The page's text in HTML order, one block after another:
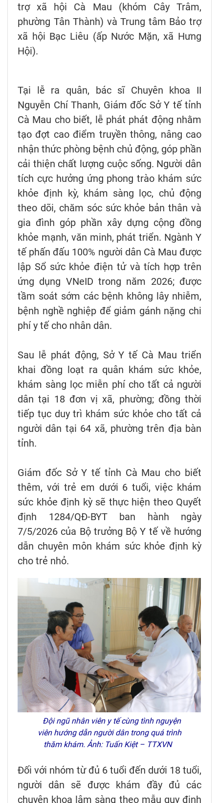
trợ xã hội Cà Mau (khóm Cây Trâm,
phường Tân Thành) và Trung tâm Bảo trợ
xã hội Bạc Liêu (ấp Nước Mặn, xã Hưng
Hội).
Tại lễ ra quân, bác sĩ Chuyên khoa II
Nguyễn Chí Thanh, Giám đốc Sở Y tế tỉnh
Cà Mau cho biết, lễ phát phát động nhằm
tạo đợt cao điểm truyền thông, nâng cao
nhận thức phòng bệnh chủ động, góp phần
cải thiện chất lượng cuộc sống. Người dân
tích cực hưởng ứng phong trào khám sức
khỏe định kỳ, khám sàng lọc, chủ động
theo dõi, chăm sóc sức khỏe bản thân và
gia đình góp phần xây dựng cộng đồng
khỏe mạnh, văn minh, phát triển. Ngành Y
tế phấn đấu 100% người dân Cà Mau được
lập Sổ sức khỏe điện tử và tích hợp trên
ứng dụng VNeID trong năm 2026; được
tầm soát sớm các bệnh không lây nhiễm,
bệnh nghề nghiệp để giảm gánh nặng chi
phí y tế cho nhân dân.
Sau lễ phát động, Sở Y tế Cà Mau triển
khai đồng loạt ra quân khám sức khỏe,
khám sàng lọc miễn phí cho tất cả người
dân tại 18 đơn vị xã, phường; đồng thời
tiếp tục duy trì khám sức khỏe cho tất cả
người dân tại 64 xã, phường trên địa bàn
tỉnh.
Giám đốc Sở Y tế tỉnh Cà Mau cho biết
thêm, với trẻ em dưới 6 tuổi, việc khám
sức khỏe định kỳ sẽ thực hiện theo Quyết
định 1284/QĐ-BYT ban hành ngày
7/5/2026 của Bộ trưởng Bộ Y tế về hướng
dẫn chuyên môn khám sức khỏe định kỳ
cho trẻ nhỏ.
Đội ngũ nhân viên y tế cùng tình nguyện
viên hướng dẫn người dân trong quá trình
thăm khám. Ảnh: Tuấn Kiệt – TTXVN
Đối với nhóm từ đủ 6 tuổi đến dưới 18 tuổi,
người dân sẽ được khám đầy đủ các
chuyên khoa lâm sàng theo mẫu quy định